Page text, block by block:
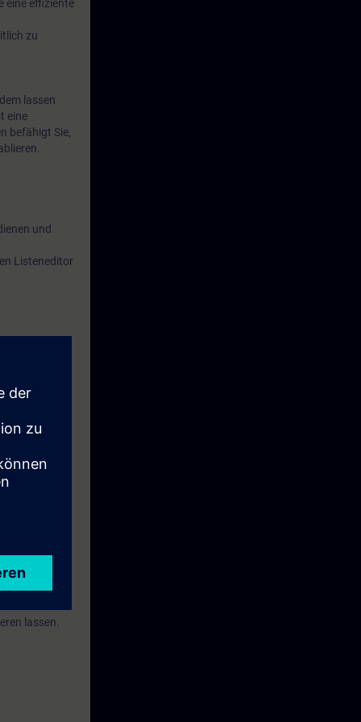
eine effiziente
zu
lassen
eine
befähigt Sie,
und
Listeneditor
lassen.